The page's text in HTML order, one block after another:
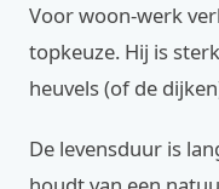
Voor woon-werk
topkeuze. Hij is
heuvels (of de
De levensduur is